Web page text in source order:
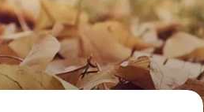
Bekijk alle foto's